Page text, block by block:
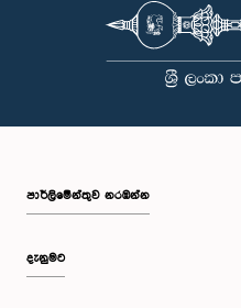
පාර්ලි‌මේන්තුව නරඹන්න
දැනුමට